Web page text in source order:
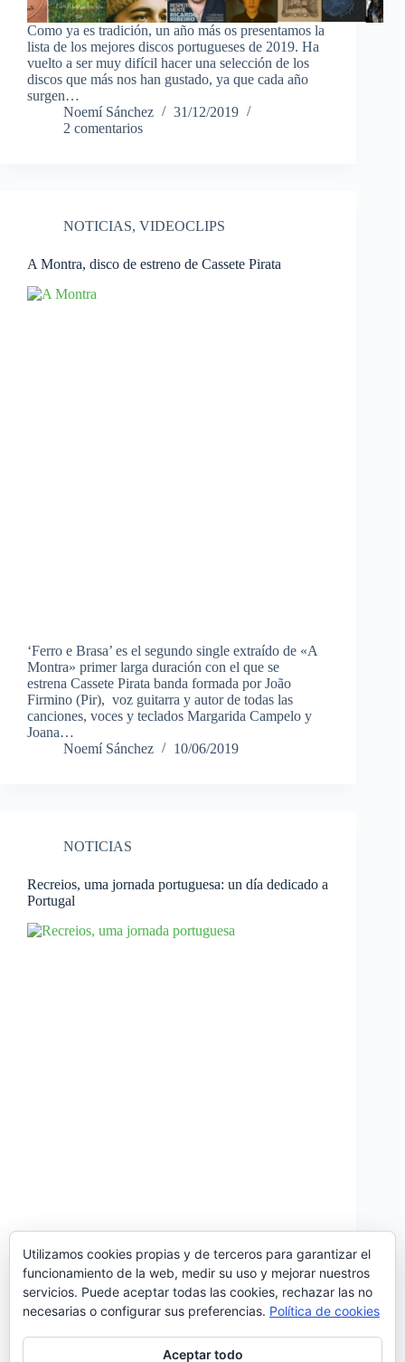
Como ya es tradición, un año más os presentamos la
lista de los mejores discos portugueses de 2019. Ha
vuelto a ser muy difícil hacer una selección de los
discos que más nos han gustado, ya que cada año
surgen…
Noemí Sánchez
31/12/2019
2 comentarios
NOTICIAS, VIDEOCLIPS
A Montra, disco de estreno de Cassete Pirata
‘Ferro e Brasa’ es el segundo single extraído de «A
Montra» primer larga duración con el que se
estrena Cassete Pirata banda formada por João
Firmino (Pir), voz guitarra y autor de todas las
canciones, voces y teclados Margarida Campelo y
Joana…
Noemí Sánchez
10/06/2019
NOTICIAS
Recreios, uma jornada portuguesa: un día dedicado a
Portugal
El sábado 25 de mayo tendrá lugar en el Xardín de
Julia, en Santiago de Compostela, el evento
«Recreios, uma jornada portuguesa» organizado
por Desconcierto Cultural que rinde homenaje a la
cultura del país vecino. El evento propone tres
Utilizamos cookies propias y de terceros para garantizar el
funcionamiento de la web, medir su uso y mejorar nuestros
servicios. Puede aceptar todas las cookies, rechazar las no
necesarias o configurar sus preferencias. Política de cookies
Aceptar todo